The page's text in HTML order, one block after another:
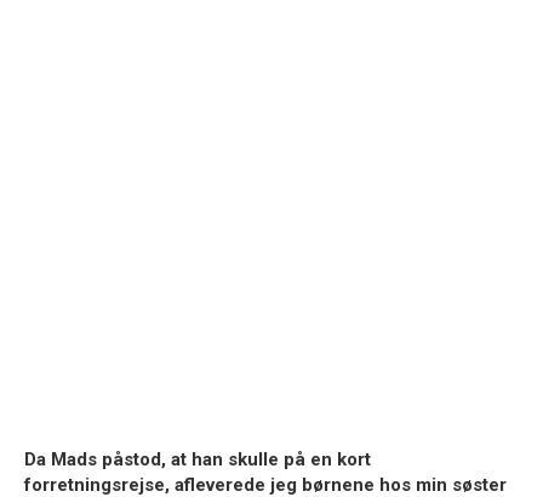
Da Mads påstod, at han skulle på en kort
forretningsrejse, afleverede jeg børnene hos min søster